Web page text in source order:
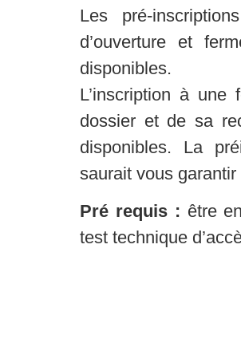
Les pré-
d’ouverture et
disponibles.
L’inscription à une
dossier et de sa
disponibles. La
saurait vous
Pré requis : être
test technique